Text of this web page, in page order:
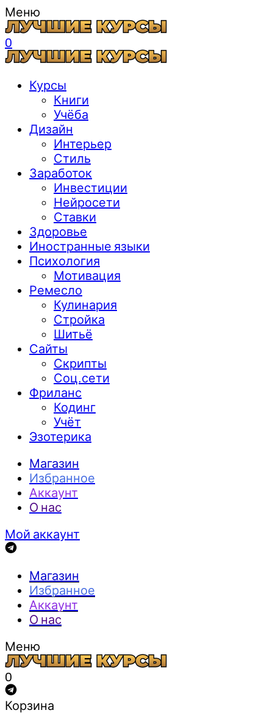
Меню
0
Курсы
Книги
Учёба
Дизайн
Интерьер
Стиль
Заработок
Инвестиции
Нейросети
Ставки
Здоровье
Иностранные языки
Психология
Мотивация
Ремесло
Кулинария
Стройка
Шитьё
Сайты
Скрипты
Соц.сети
Фриланс
Кодинг
Учёт
Эзотерика
Магазин
Избранное
Аккаунт
О нас
Мой аккаунт
Магазин
Избранное
Аккаунт
О нас
Меню
0
Корзина